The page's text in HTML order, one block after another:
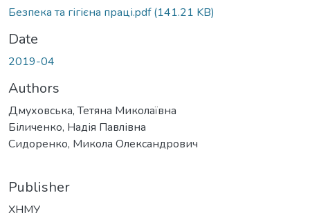
Безпека та гігієна праці.pdf(141.21 KB)
Date
2019-04
Authors
Дмуховська, Тетяна Миколаївна
Біличенко, Надія Павлівна
Сидоренко, Микола Олександрович
Publisher
ХНМУ